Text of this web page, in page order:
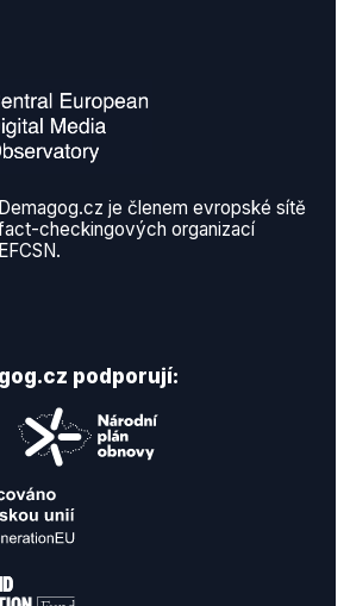
Demagog.cz je členem evropské sítě
checkingových organizací
EFCSN.
podporují: